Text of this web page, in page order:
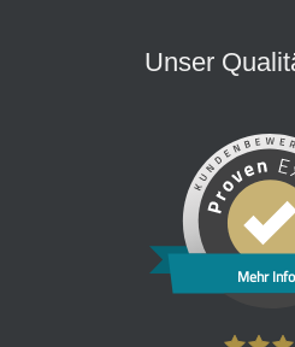
Unser
Mehr